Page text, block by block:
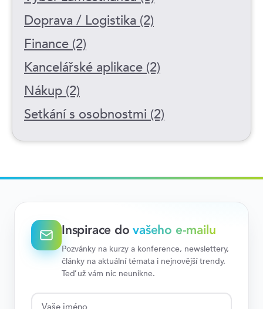
Doprava / Logistika (2)
Finance (2)
Kancelářské aplikace (2)
Nákup (2)
Setkání s osobnostmi (2)
Inspirace dovašeho e-mailu
Pozvánky na kurzy a konference, newslettery,
články na aktuální témata i nejnovější trendy.
Teď už vám nic neunikne.